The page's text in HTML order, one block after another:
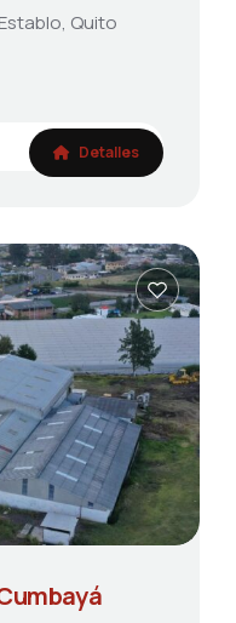
Quito
Detalles